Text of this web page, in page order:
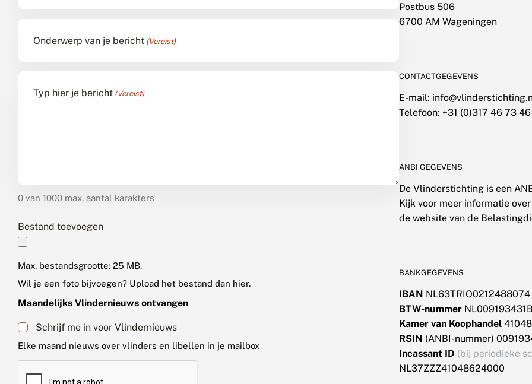
Onderwerp van je bericht (Vereist)
Typ hier je bericht (Vereist)
0 van 1000 max. aantal karakters
Bestand toevoegen
Max. bestandsgrootte: 25 MB.
Wil je een foto bijvoegen? Upload het bestand dan hier.
Maandelijks Vlindernieuws ontvangen
Schrijf me in voor Vlindernieuws
Elke maand nieuws over vlinders en libellen in je mailbox
C
Postbus 506
6700 AM Wageningen
CONTACTGEGEVENS
E-mail:
Telefoon: +31 (0)317 46 73 46
ANBI GEGEVENS
De Vlinderstichting is een
Kijk voor meer informatie
de website van de
BANKGEGEVENS
IBAN NL63TRIO0212488074
BTW-nummer
Kamer van Koophandel
RSIN (ANBI-nummer)
Incassant ID (bij periodieke
NL37ZZZ41048624000